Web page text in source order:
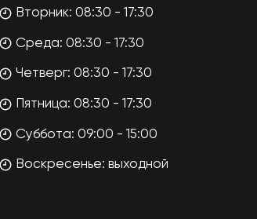
Вторник: 08:30 - 17:30
Среда: 08:30 - 17:30
Четверг: 08:30 - 17:30
Пятница: 08:30 - 17:30
Суббота: 09:00 - 15:00
Воскресенье: выходной